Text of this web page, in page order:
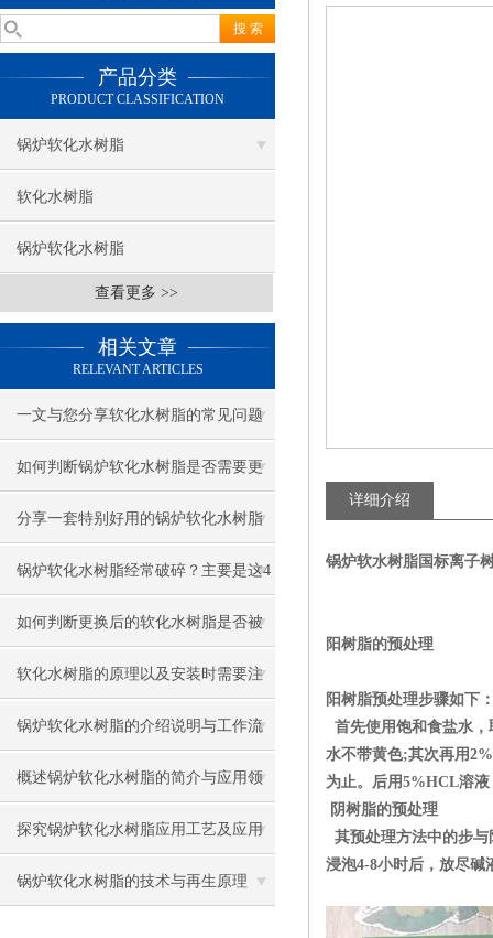
产品分类
PRODUCT CLASSIFICATION
锅炉软化水树脂
软化水树脂
锅炉软化水树脂
查看更多 >>
相关文章
RELEVANT ARTICLES
一文与您分享软化水树脂的常见问题
相应解决方法
如何判断锅炉软化水树脂是否需要更
换
分享一套特别好用的锅炉软化水树脂
更换方法和技巧
锅炉软化水树脂经常破碎？主要是这4
个原因造成的！
如何判断更换后的软化水树脂是否被
污染？
软化水树脂的原理以及安装时需要注
意什么？
锅炉软化水树脂的介绍说明与工作流
程
概述锅炉软化水树脂的简介与应用领
域
探究锅炉软化水树脂应用工艺及应用
领域
锅炉软化水树脂的技术与再生原理
详细介绍
锅炉软水树脂国标离子
阳树脂的预处理
阳树脂预处理步骤如下
首先使用饱和食盐水
水不带黄色;其次再用
为止。后用5%HCL溶
阴树脂的预处理
其预处理方法中的步
浸泡4-8小时后，放尽碱